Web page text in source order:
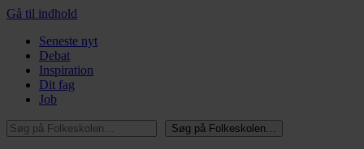
Gå til indhold
Seneste nyt
Debat
Inspiration
Dit fag
Job
Søg på Folkeskolen…
Søg på Folkeskolen…